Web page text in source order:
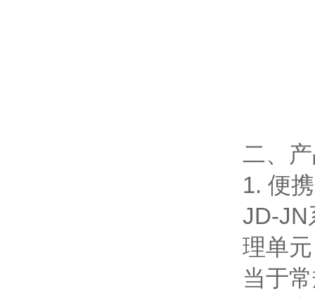
二、
1. 便
JD-JN
理单
当于